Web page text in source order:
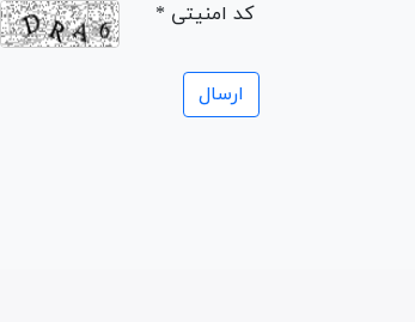
* کد امنیتی